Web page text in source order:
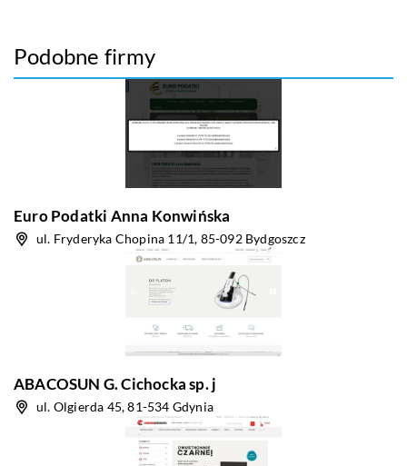
Podobne firmy
Euro Podatki Anna Konwińska
ul. Fryderyka Chopina 11/1, 85-092 Bydgoszcz
ABACOSUN G. Cichocka sp. j
ul. Olgierda 45, 81-534 Gdynia